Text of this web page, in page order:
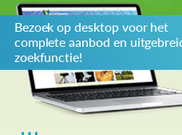
Over ons
Privacybeleid
Redactiestatuut
log in
Bezoek op desktop voor het
complete aanbod en
zoekfunctie!
KIES JE THEMA